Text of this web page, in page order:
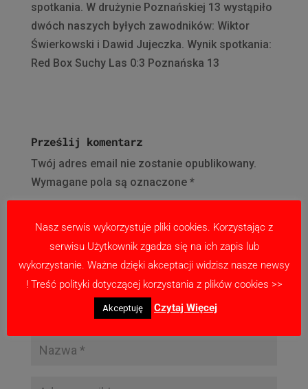
spotkania. W drużynie Poznańskiej 13 wystąpiło
dwóch naszych byłych zawodników: Wiktor
Świerkowski i Dawid Jujeczka. Wynik spotkania:
Red Box Suchy Las 0:3 Poznańska 13
Prześlij komentarz
Twój adres email nie zostanie opublikowany.
Wymagane pola są oznaczone *
Nasz serwis wykorzystuje pliki cookies. Korzystając z
serwisu Użytkownik zgadza się na ich zapis lub
wykorzystanie. Ważne dzięki akceptacji widzisz nasze newsy
! Treść polityki dotyczącej korzystania z plików cookies >>
Akceptuję Czytaj Więcej